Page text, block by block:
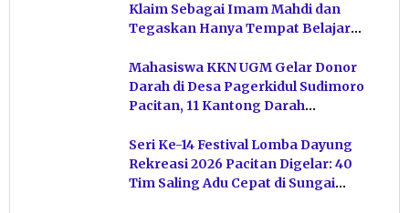
Klaim Sebagai Imam Mahdi dan
Tegaskan Hanya Tempat Belajar
Mahasiswa KKN UGM Gelar Donor
Darah di Desa Pagerkidul Sudimoro
Pacitan, 11 Kantong Darah
Seri Ke-14 Festival Lomba Dayung
Rekreasi 2026 Pacitan Digelar: 40
Tim Saling Adu Cepat di Sungai